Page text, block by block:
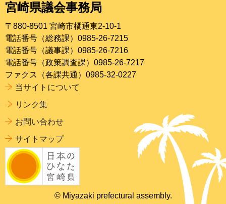
宮崎県議会事務局
〒880-8501 宮崎市橘通東2-10-1
電話番号（総務課）0985-26-7215
電話番号（議事課）0985-26-7216
電話番号（政策調査課）0985-26-7217
ファクス（各課共通）0985-32-0227
当サイトについて
リンク集
お問い合わせ
サイトマップ
© Miyazaki prefectural assembly.
ページの
先頭へ戻る